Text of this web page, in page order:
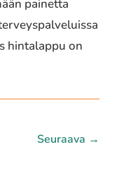
painetta
hintalappu on
Seuraava →